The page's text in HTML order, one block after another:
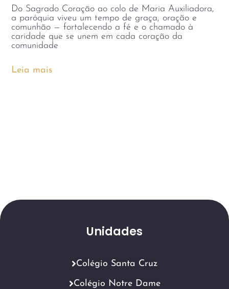
Do Sagrado Coração ao colo de Maria Auxiliadora,
a paróquia viveu um tempo de graça, oração e
comunhão — fortalecendo a fé e o chamado à
caridade que se unem em cada coração da
comunidade
Leia mais
Unidades
Colégio Santa Cruz
Colégio Notre Dame